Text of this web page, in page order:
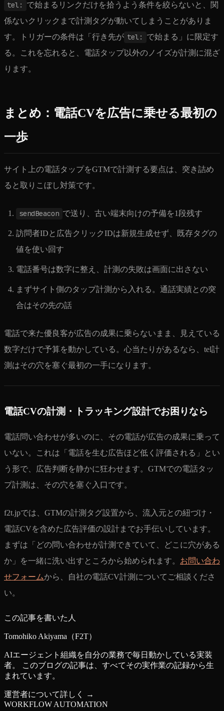
tel:
で始まるリンクだけを拾うよう条件を絞らないと、関
係ないクリックまで計測タグが動いてしまうことがありま
す。トリガーの条件は「行き先が tel:
で始まる」に限定す
る。これを忘れると、電話タップ以外のノイズが計測に混ざ
ります。
まとめ：電話CVを広告に乗せる最初の
一歩
サイト上の電話タップをGTMで計測する要点は、突き詰め
ると取りこぼし対策です。
sendBeacon で送り、古い端末向けの予備を1段残す
訪問者IDと広告クリックIDは新規生成せず、既存タグの
値を使い回す
電話番号は数字に整え、計測の失敗は画面に出さない
まずサイト側のタップ計測から入れる。通話実績との突
合はその先の話
電話で来た優良客が広告の成果に乗らないまま、見えている
数字だけで予算を動かしている。心当たりがあるなら、tel計
測はその穴を塞ぐ最初の一手になります。
電話CVの計測・トラッキング設計でお困りなら
電話問い合わせが多いのに、その電話が広告の成果に乗って
いない。これは「電話を生む広告ほど低く評価される」とい
う形で、広告判断を静かに狂わせます。GTMでの電話タッ
プ計測は、その穴を塞ぐ入口です。
f2t.jpでは、GTMの計測タグ設置から、流入元との紐づけ・
電話CVを含めた広告評価の設計までお手伝いしています。
まずは「どの問い合わせが計測できていて、どこに穴がある
か」を一緒に洗い出すところから始められます。 お問い合わ
せフォームから、自社の電話CV計測についてご相談くださ
い。
この記事を書いた人
Tomohiko Akiyama（F2T）
AIエージェント組織を自分の業務で毎日動かしている実装
者。 このブログの記事は、すべてその実作業の記録から生
まれています。
運営者について詳しく →
WORKFLOW AUTOMATION